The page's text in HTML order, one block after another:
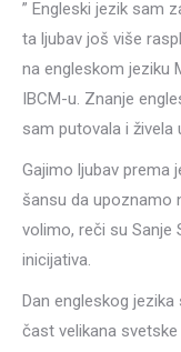
” Engleski jezik sam
ta ljubav još više
na engleskom jeziku
IBCM-u. Znanje
sam putovala i živela
Gajimo ljubav prema
šansu da upoznamo
volimo, reči su Sanje
inicijativa.
Dan engleskog jezika
čast velikana